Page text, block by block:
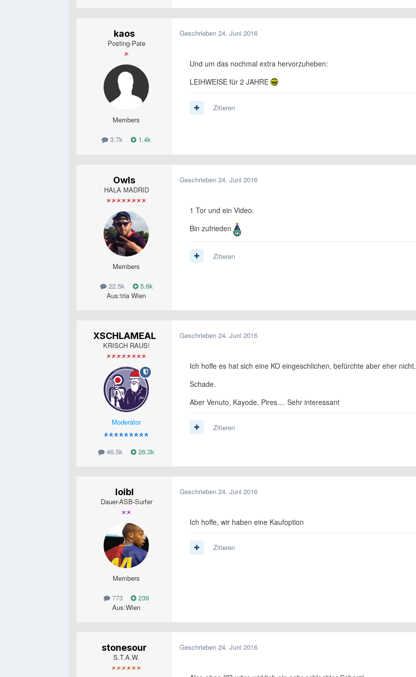
kaos
Posting-Pate
Members
3.7k 1.4k
Geschrieben 24. Juni 2016
Und um das nochmal extra hervorzuheben:
LEIHWEISE für 2 JAHRE
Zitieren
Owls
HALA MADRID
Members
22.5k
5.6k
Aus:tria Wien
Geschrieben 24. Juni 2016
1 Tor und ein Video.
Bin zufrieden
Zitieren
XSCHLAMEAL
KRISCH RAUS!
Moderator
46.5k 26.3k
Geschrieben 24. Juni 2016
Ich hoffe es hat sich eine KO eingeschlichen, befürchte aber eher nicht.
Schade.
Aber Venuto, Kayode, Pires.... Sehr interessant
Zitieren
loibl
Dauer-ASB-Surfer
Members
773
239
Aus:Wien
Geschrieben 24. Juni 2016
Ich hoffe, wir haben eine Kaufoption
Zitieren
stonesour
S.T.A.W.
Geschrieben 24. Juni 2016